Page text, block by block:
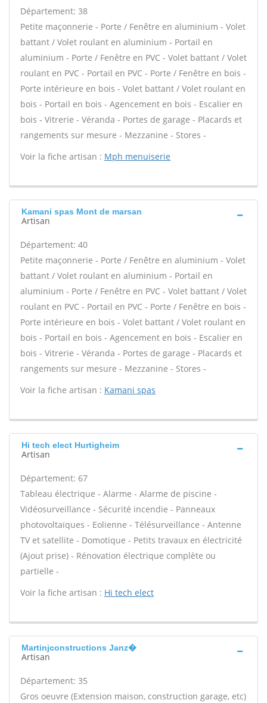
Département: 38
Petite maçonnerie - Porte / Fenêtre en aluminium - Volet
battant / Volet roulant en aluminium - Portail en
aluminium - Porte / Fenêtre en PVC - Volet battant / Volet
roulant en PVC - Portail en PVC - Porte / Fenêtre en bois -
Porte intérieure en bois - Volet battant / Volet roulant en
bois - Portail en bois - Agencement en bois - Escalier en
bois - Vitrerie - Véranda - Portes de garage - Placards et
rangements sur mesure - Mezzanine - Stores -
Voir la fiche artisan : Mph menuiserie
Kamani spas Mont de marsan
Artisan
Département: 40
Petite maçonnerie - Porte / Fenêtre en aluminium - Volet
battant / Volet roulant en aluminium - Portail en
aluminium - Porte / Fenêtre en PVC - Volet battant / Volet
roulant en PVC - Portail en PVC - Porte / Fenêtre en bois -
Porte intérieure en bois - Volet battant / Volet roulant en
bois - Portail en bois - Agencement en bois - Escalier en
bois - Vitrerie - Véranda - Portes de garage - Placards et
rangements sur mesure - Mezzanine - Stores -
Voir la fiche artisan : Kamani spas
Hi tech elect Hurtigheim
Artisan
Département: 67
Tableau électrique - Alarme - Alarme de piscine -
Vidéosurveillance - Sécurité incendie - Panneaux
photovoltaïques - Eolienne - Télésurveillance - Antenne
TV et satellite - Domotique - Petits travaux en électricité
(Ajout prise) - Rénovation électrique complète ou
partielle -
Voir la fiche artisan : Hi tech elect
Martinjconstructions Janz�
Artisan
Département: 35
Gros oeuvre (Extension maison, construction garage, etc)